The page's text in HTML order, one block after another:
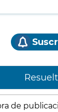
de